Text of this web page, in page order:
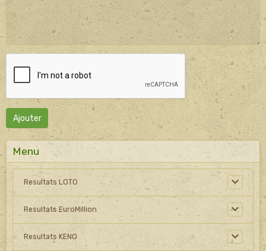
Ajouter
Menu
Resultats LOTO
Resultats EuroMillion
Resultats KENO